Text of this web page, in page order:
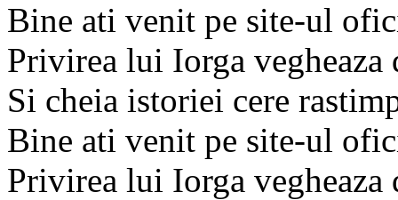
Bine ati venit pe site-ul
Privirea lui Iorga
Si cheia istoriei cere
Bine ati venit pe site-ul
Privirea lui Iorga